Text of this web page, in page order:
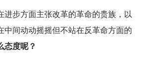
进步方面主张改革的革命的贵族，以
中间动动摇摇但不站在反革命方面的
态度呢？